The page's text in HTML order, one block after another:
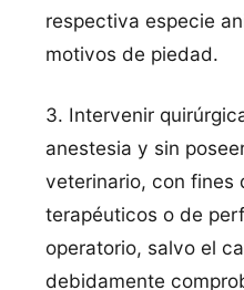
respectiva especie
motivos de piedad.
3. Intervenir
anestesia y sin
veterinario, con fines
terapéuticos o de
operatorio, salvo el
debidamente